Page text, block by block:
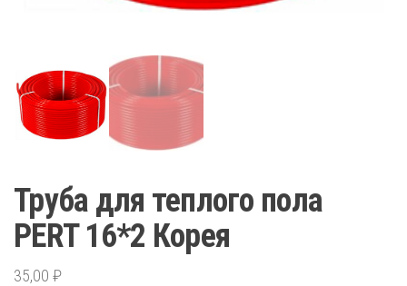
Труба для теплого пола
PERT 16*2 Корея
35,00 ₽